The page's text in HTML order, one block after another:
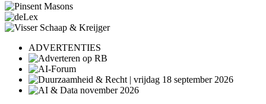
ADVERTENTIES